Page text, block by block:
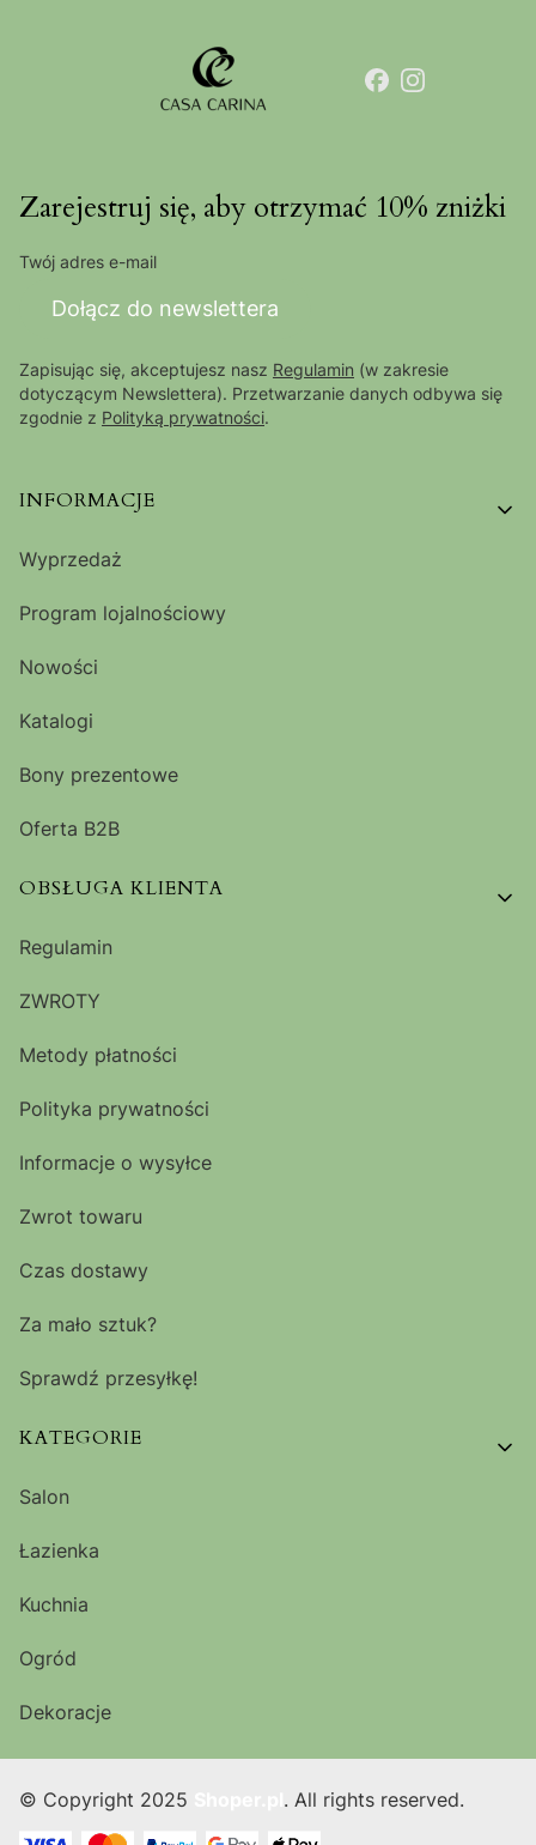
Zarejestruj się, aby otrzymać 10% zniżki
Twój adres e-mail
Dołącz do newslettera
Zapisując się, akceptujesz nasz Regulamin (w zakresie
dotyczącym Newslettera). Przetwarzanie danych odbywa się
zgodnie z Polityką prywatności.
Linki w stopce
INFORMACJE
Wyprzedaż
Program lojalnościowy
Nowości
Katalogi
Bony prezentowe
Oferta B2B
OBSŁUGA KLIENTA
Regulamin
ZWROTY
Metody płatności
Polityka prywatności
Informacje o wysyłce
Zwrot towaru
Czas dostawy
Za mało sztuk?
Sprawdź przesyłkę!
KATEGORIE
Salon
Łazienka
Kuchnia
Ogród
Dekoracje
© Copyright 2025 . All rights reserved.